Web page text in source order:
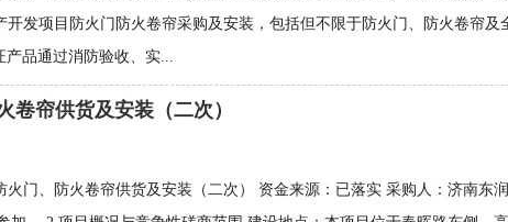
发项目防火门防火卷帘采购及安装，包括但不限于防火门、防火卷帘及
品通过消防验收、实...
帘供货及安装（二次）
门、防火卷帘供货及安装（二次） 资金来源：已落实 采购人：济南东